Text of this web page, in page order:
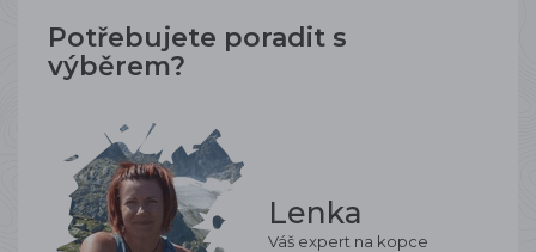
Potřebujete poradit s
výběrem?
Lenka
Váš expert na kopce